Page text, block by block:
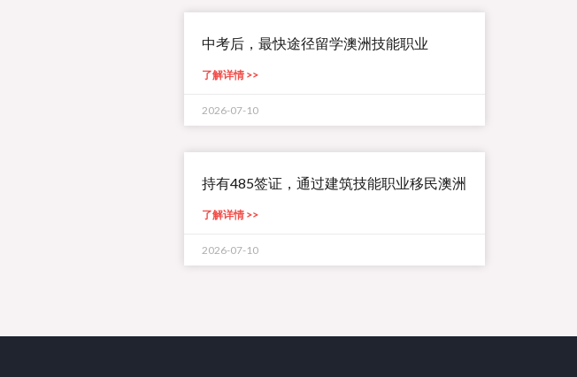
中考后，最快途径留学澳洲技能职业
了解详情 >>
2026-07-10
持有485签证，通过建筑技能职业移民澳洲
了解详情 >>
2026-07-10